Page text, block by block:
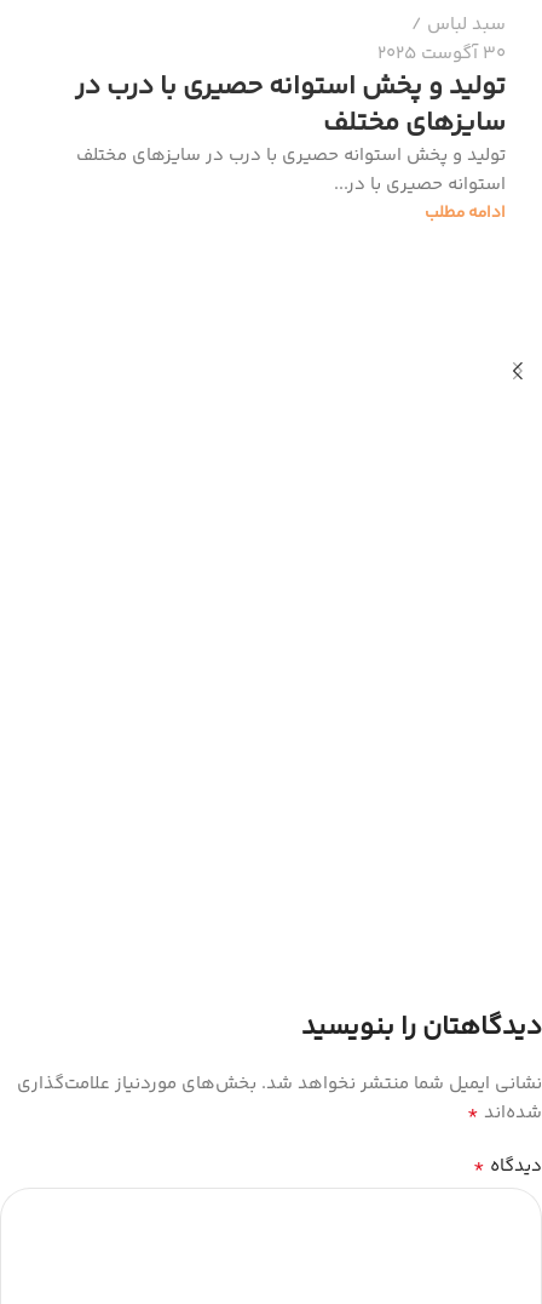
سبد لباس
30 آگوست 2025
تولید و پخش استوانه حصیری با درب در
سایزهای مختلف
تولید و پخش استوانه حصیری با درب در سایزهای مختلف
استوانه حصیری با در...
ادامه مطلب
دیدگاهتان را بنویسید
نشانی ایمیل شما منتشر نخواهد شد. بخش‌های موردنیاز علامت‌گذاری
شده‌اند *
دیدگاه *